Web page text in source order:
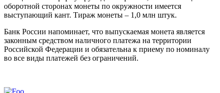
оборотной сторонах монеты по окружности имеется
выступающий кант. Тираж монеты – 1,0 млн штук.
Банк России напоминает, что выпускаемая монета является
законным средством наличного платежа на территории
Российской Федерации и обязательна к приему по номиналу
во все виды платежей без ограничений.